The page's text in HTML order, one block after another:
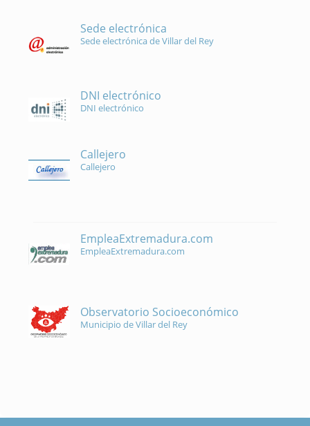
Sede electrónica
Sede electrónica de Villar del Rey
DNI electrónico
DNI electrónico
Callejero
Callejero
EmpleaExtremadura.com
EmpleaExtremadura.com
Observatorio Socioeconómico
Municipio de Villar del Rey